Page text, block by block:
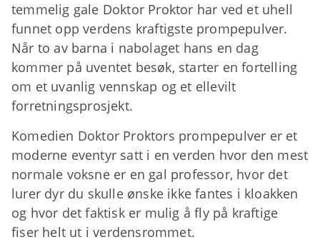
temmelig gale Doktor Proktor har ved et uhell
funnet opp verdens kraftigste prompepulver.
Når to av barna i nabolaget hans en dag
kommer på uventet besøk, starter en fortelling
om et uvanlig vennskap og et ellevilt
forretningsprosjekt.
Komedien Doktor Proktors prompepulver er et
moderne eventyr satt i en verden hvor den mest
normale voksne er en gal professor, hvor det
lurer dyr du skulle ønske ikke fantes i kloakken
og hvor det faktisk er mulig å fly på kraftige
fiser helt ut i verdensrommet.